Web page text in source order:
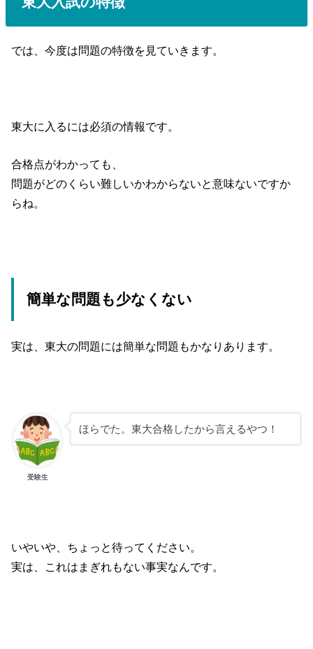
では、今度は問題の特徴を見ていきます。
東大に入るには必須の情報です。
合格点がわかっても、
問題がどのくらい難しいかわからないと意味ないですか
らね。
簡単な問題も少なくない
実は、東大の問題には簡単な問題もかなりあります。
受験生
ほらでた。東大合格したから言えるやつ！
いやいや、ちょっと待ってください。
実は、これはまぎれもない事実なんです。